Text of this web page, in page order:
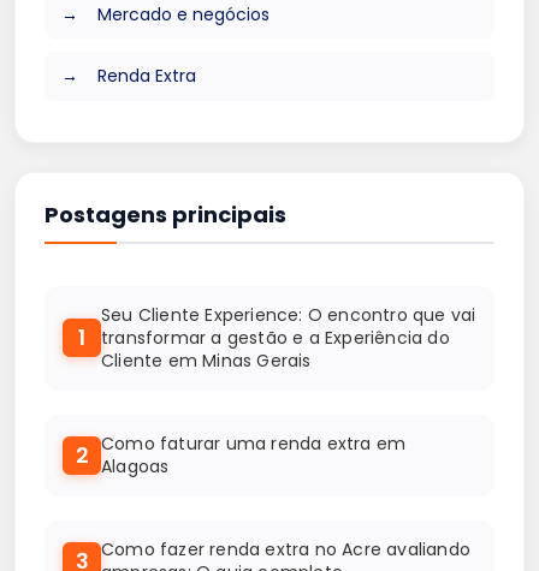
Mercado e negócios
Renda Extra
Postagens principais
1
Seu Cliente Experience: O encontro que vai
transformar a gestão e a Experiência do
Cliente em Minas Gerais
2 Como faturar uma renda extra em
Alagoas
3 Como fazer renda extra no Acre avaliando